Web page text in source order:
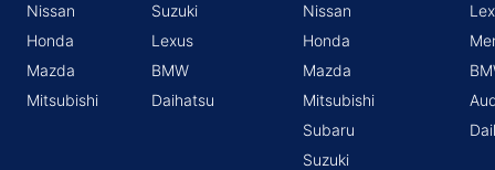
Nissan
Honda
Mazda
Mitsubishi
Suzuki
Lexus
BMW
Daihatsu
Nissan
Honda
Mazda
Mitsubishi
Subaru
Suzuki